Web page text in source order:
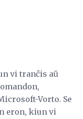
vi tranĉis aŭ
Vorto. Se
eron, kiun vi